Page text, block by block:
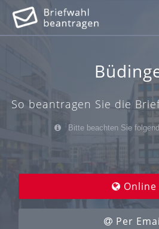
So beantragen Sie die
Bitte beachten Sie
Online
Per